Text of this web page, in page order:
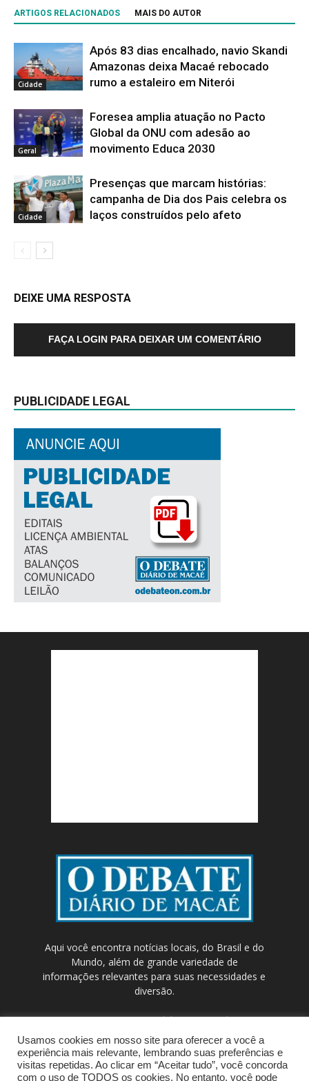
ARTIGOS RELACIONADOS MAIS DO AUTOR
Cidade
Após 83 dias encalhado, navio Skandi
Amazonas deixa Macaé rebocado
rumo a estaleiro em Niterói
Geral
Foresea amplia atuação no Pacto
Global da ONU com adesão ao
movimento Educa 2030
Cidade
Presenças que marcam histórias:
campanha de Dia dos Pais celebra os
laços construídos pelo afeto
DEIXE UMA RESPOSTA
FAÇA LOGIN PARA DEIXAR UM COMENTÁRIO
PUBLICIDADE LEGAL
Aqui você encontra notícias locais, do Brasil e do
Mundo, além de grande variedade de
informações relevantes para suas necessidades e
diversão.
Contato:contato@odebateon.com.br /
comercia@odebateon.com.br
Usamos cookies em nosso site para oferecer a você a
experiência mais relevante, lembrando suas preferências e
visitas repetidas. Ao clicar em “Aceitar tudo”, você concorda
com o uso de TODOS os cookies. No entanto, você pode